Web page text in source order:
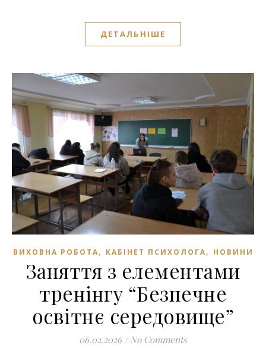
ДЕТАЛЬНІШЕ
ВИХОВНА РОБОТА, КАБІНЕТ ПСИХОЛОГА, НОВИНИ
Заняття з елементами
тренінгу “Безпечне
освітнє середовище”
06.02.2026 / No Comments